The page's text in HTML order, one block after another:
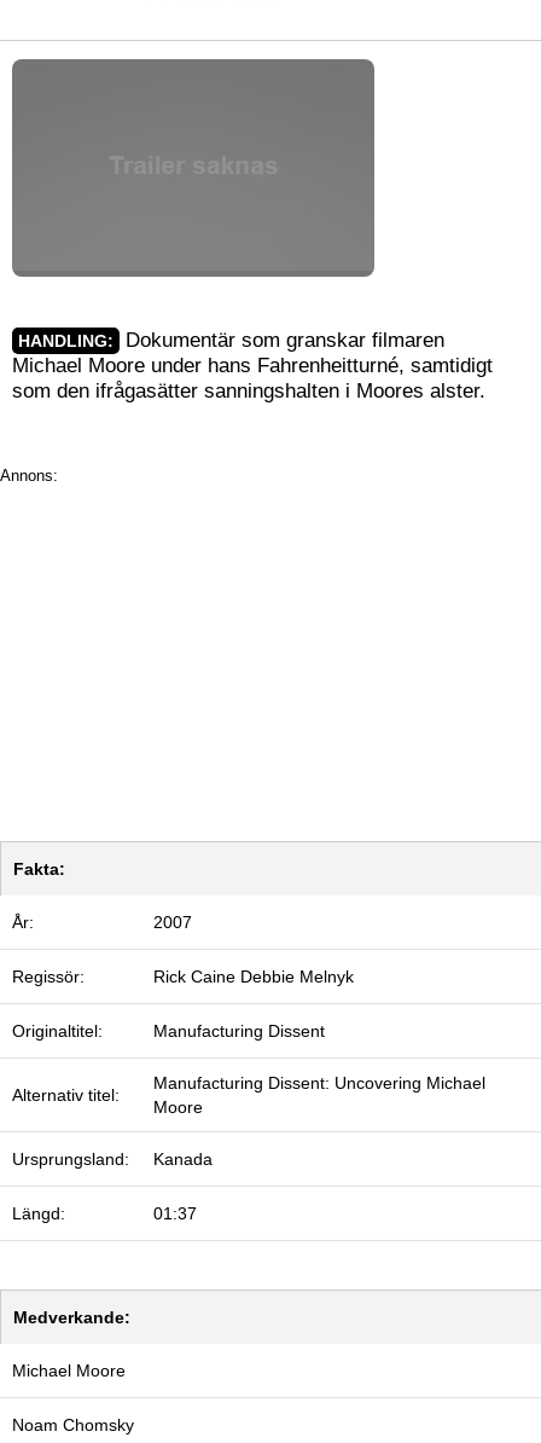
HANDLING:
Dokumentär som granskar filmaren
Michael Moore under hans Fahrenheitturné, samtidigt
som den ifrågasätter sanningshalten i Moores alster.
Annons:
Fakta:
År: 2007
Regissör: Rick Caine Debbie Melnyk
Originaltitel: Manufacturing Dissent
Alternativ titel:
Manufacturing Dissent: Uncovering Michael
Moore
Ursprungsland: Kanada
Längd: 01:37
Medverkande:
Michael Moore
Noam Chomsky